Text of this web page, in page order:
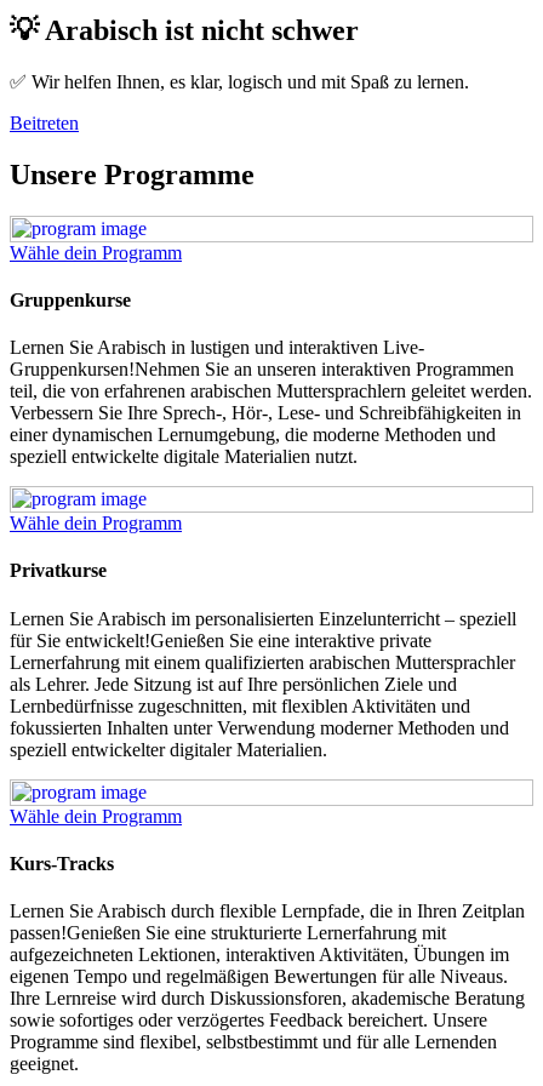
💡 Arabisch ist nicht schwer
✅ Wir helfen Ihnen, es klar, logisch und mit Spaß zu lernen.
Beitreten
Unsere Programme
Wähle dein Programm
Gruppenkurse
Lernen Sie Arabisch in lustigen und interaktiven Live-
Gruppenkursen!Nehmen Sie an unseren interaktiven Programmen
teil, die von erfahrenen arabischen Muttersprachlern geleitet werden.
Verbessern Sie Ihre Sprech-, Hör-, Lese- und Schreibfähigkeiten in
einer dynamischen Lernumgebung, die moderne Methoden und
speziell entwickelte digitale Materialien nutzt.
Wähle dein Programm
Privatkurse
Lernen Sie Arabisch im personalisierten Einzelunterricht – speziell
für Sie entwickelt!Genießen Sie eine interaktive private
Lernerfahrung mit einem qualifizierten arabischen Muttersprachler
als Lehrer. Jede Sitzung ist auf Ihre persönlichen Ziele und
Lernbedürfnisse zugeschnitten, mit flexiblen Aktivitäten und
fokussierten Inhalten unter Verwendung moderner Methoden und
speziell entwickelter digitaler Materialien.
Wähle dein Programm
Kurs-Tracks
Lernen Sie Arabisch durch flexible Lernpfade, die in Ihren Zeitplan
passen!Genießen Sie eine strukturierte Lernerfahrung mit
aufgezeichneten Lektionen, interaktiven Aktivitäten, Übungen im
eigenen Tempo und regelmäßigen Bewertungen für alle Niveaus.
Ihre Lernreise wird durch Diskussionsforen, akademische Beratung
sowie sofortiges oder verzögertes Feedback bereichert. Unsere
Programme sind flexibel, selbstbestimmt und für alle Lernenden
geeignet.